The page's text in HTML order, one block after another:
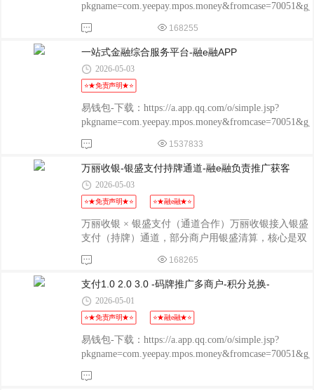
http://www.chengrongkeji.cn/wap_lycrdz.html; 颐支付
POS：http://oss.flmyzf.com/yzf/html/regist/index.html?
phone=%E4%
168255
一站式金融综合服务平台-融e融APP
2026-05-03
⭐★免责声明★⭐
易钱包-下载：https://a.app.qq.com/o/simple.jsp?
http://www.chengrongkeji.cn/wap_lycrdz.html; 颐支付
POS：http://oss.flmyzf.com/yzf/html/regist/index.html?
phone=%E4%
1537833
万丽收银-银盛支付持牌通道-融e融负责推广获客
2026-05-03
⭐★免责声明★⭐ ⭐★融e融★⭐
万丽收银 × 银盛支付（通道合作）万丽收银接入银盛
支付（持牌）通道，部分商户用银盛清算，核心是双
规）- 银盛支付：2009年成立，央行首批持牌支付机
构（2011年拿证，2021年续展） 。- 业务：全国互联
网/移动/银行卡收单，资金安全合规 。二、万丽收银
（银盛通道）核心- 全渠道：微信/支付宝/云闪付/信
用卡，一码通收。- 费率：0.36%～0.38%，秒到账
（00:00–24:00），- 限额/范围：注册地50km内合规，
禁止异地/虚假进件。- 结算：银盛清算，T+0秒到，
168265
支付1.0 2.0 3.0 -码牌推广多商户-积分兑换-
2026-05-01
⭐★免责声明★⭐ ⭐★融e融★⭐
易钱包-下载：https://a.app.qq.com/o/simple.jsp?
http://www.chengrongkeji.cn/wap_lycrdz.html; 颐支付